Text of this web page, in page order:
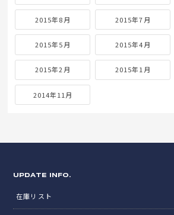
2015年8月 2015年7月
2015年5月 2015年4月
2015年2月 2015年1月
2014年11月
UPDATE INFO.
在庫リスト